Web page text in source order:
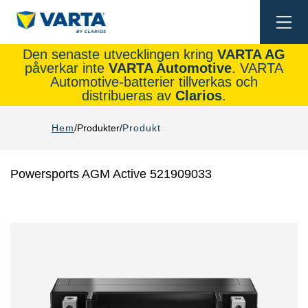
Den senaste utvecklingen kring VARTA AG
påverkar inte VARTA Automotive. VARTA
Automotive-batterier tillverkas och
distribueras av Clarios.
Hem Produkter Produkt
Powersports AGM Active 521909033